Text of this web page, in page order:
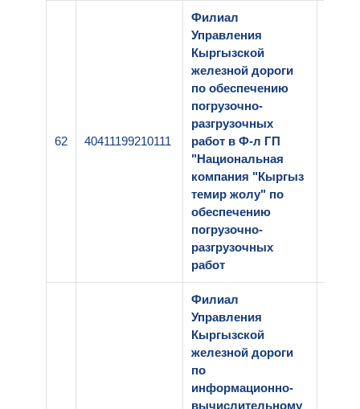
62 40411199210111
Филиал
Управления
Кыргызской
железной дороги
по обеспечению
погрузочно-
разгрузочных
работ в Ф-л ГП
"Национальная
компания "Кыргыз
темир жолу" по
обеспечению
погрузочно-
разгрузочных
работ
Филиал
Управления
Кыргызской
железной дороги
по
информационно-
вычислительному